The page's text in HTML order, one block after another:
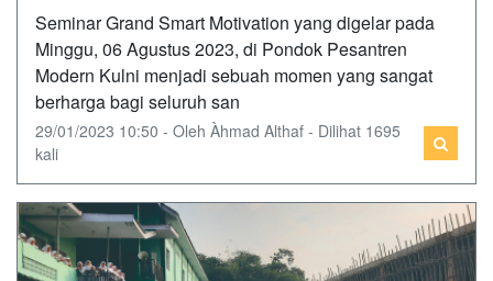
Seminar Grand Smart Motivation yang digelar pada
Minggu, 06 Agustus 2023, di Pondok Pesantren
Modern Kulni menjadi sebuah momen yang sangat
berharga bagi seluruh san
29/01/2023 10:50 - Oleh Àhmad Althaf - Dilihat 1695
kali